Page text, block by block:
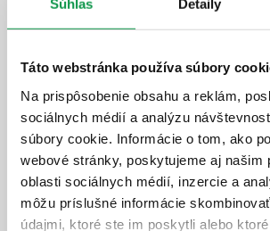
Súhlas Detaily
Táto webstránka používa súbory
Na prispôsobenie obsahu a reklám,
sociálnych médií a analýzu
súbory cookie. Informácie o tom, ako
webové stránky, poskytujeme aj našim
oblasti sociálnych médií, inzercie a
môžu príslušné informácie
údajmi, ktoré ste im poskytli alebo
Odporúčané
Predĺženie záruky na 20
Bezstarostné užívanie
Rýchly a profesionálny
Dlhodobá ochrana
+590,-€